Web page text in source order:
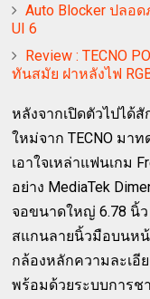
Auto Blocker ปลอ
UI 6
Review : TECNO
ทันสมัย ฝาหลังไฟ
หลังจากเปิดตัวไปได้
ใหม่จาก TECNO มา
เอาใจเหล่าแฟนเกม
อย่าง MediaTek
จอขนาดใหญ่ 6.78 นิ้ว
สแกนลายนิ้วมือบนหน้
กล้องหลักความละเอี
พร้อมด้วยระบบการช